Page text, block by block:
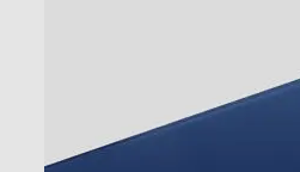
Versione sistema operativo
Android 15